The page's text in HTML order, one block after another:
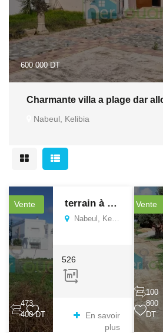
600 000 DT
Charmante villa a plage dar
Nabeul, Kelibia
Vente
473
400 DT
terrain à fatha kelibia
Nabeul, Kelibia
526
En savoir
plus
Vente
100
800
DT